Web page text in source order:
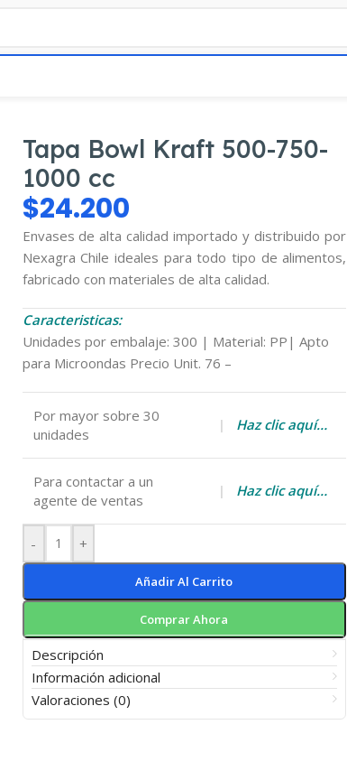
Tapa Bowl Kraft 500-750-
1000 cc
$24.200
Envases de alta calidad importado y distribuido por
Nexagra Chile ideales para todo tipo de alimentos,
fabricado con materiales de alta calidad.
Caracteristicas:
Unidades por embalaje: 300 | Material: PP| Apto
para Microondas Precio Unit. 76 –
Por mayor sobre 30
unidades
| Haz clic aquí…
Para contactar a un
agente de ventas
| Haz clic aquí…
- +
Añadir Al Carrito
Comprar Ahora
Descripción
Información adicional
Valoraciones (0)